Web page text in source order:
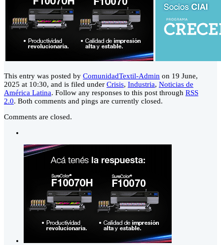
This entry was posted by ComunidadTextil-Admin on 19 June,
2025 at 10:30, and is filed under Crisis, Industria, Noticias de
América Latina. Follow any responses to this post through RSS
2.0. Both comments and pings are currently closed.
Comments are closed.